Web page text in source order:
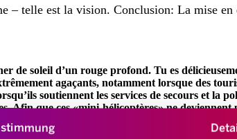
– telle est la vision. Conclusion: La mise
de soleil d’un rouge profond. Tu es
agaçants, notamment lorsque des
soutiennent les services de secours et la
Afin que ces «mini-hélicoptères» ne
coopération avec les autorités
transport?